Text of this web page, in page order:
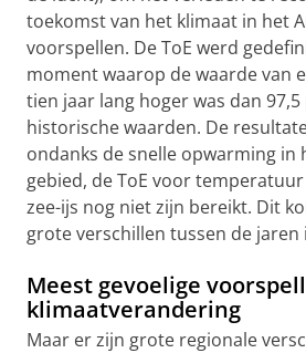
toekomst van het klimaat in het
voorspellen. De ToE werd
moment waarop de waarde van
tien jaar lang hoger was dan
historische waarden. De
ondanks de snelle opwarming in
gebied, de ToE voor
zee-ijs nog niet zijn bereikt. Dit
grote verschillen tussen de jaren
Meest gevoelige
klimaatverandering
Maar er zijn grote regionale